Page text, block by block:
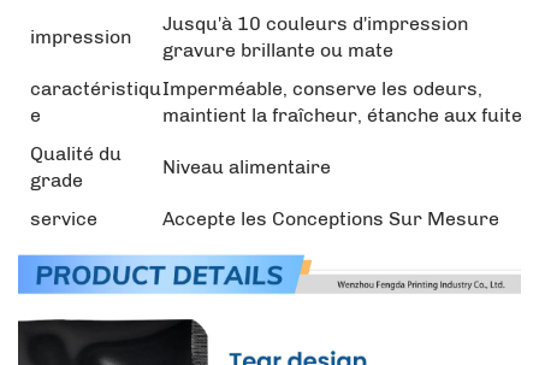
impression
Jusqu'à 10 couleurs d'impression
gravure brillante ou mate
caractéristiqu
e
Imperméable, conserve les odeurs,
maintient la fraîcheur, étanche aux fuites
Qualité du
grade
Niveau alimentaire
service Accepte les Conceptions Sur Mesure